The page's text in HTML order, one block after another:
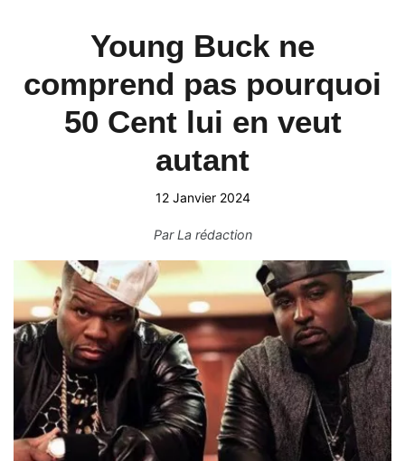
Young Buck ne
comprend pas pourquoi
50 Cent lui en veut
autant
12 Janvier 2024
ParLa rédaction